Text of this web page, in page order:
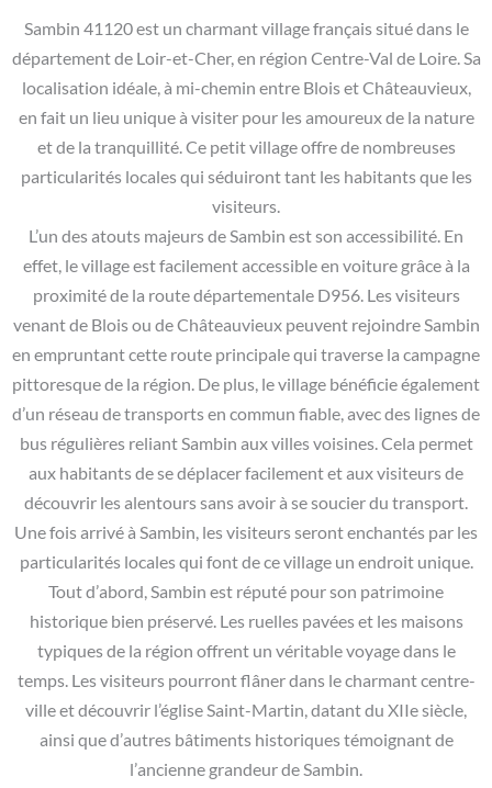
Sambin 41120 est un charmant village français situé dans le
département de Loir-et-Cher, en région Centre-Val de Loire. Sa
localisation idéale, à mi-chemin entre Blois et Châteauvieux,
en fait un lieu unique à visiter pour les amoureux de la nature
et de la tranquillité. Ce petit village offre de nombreuses
particularités locales qui séduiront tant les habitants que les
visiteurs.
L’un des atouts majeurs de Sambin est son accessibilité. En
effet, le village est facilement accessible en voiture grâce à la
proximité de la route départementale D956. Les visiteurs
venant de Blois ou de Châteauvieux peuvent rejoindre Sambin
en empruntant cette route principale qui traverse la campagne
pittoresque de la région. De plus, le village bénéficie également
d’un réseau de transports en commun fiable, avec des lignes de
bus régulières reliant Sambin aux villes voisines. Cela permet
aux habitants de se déplacer facilement et aux visiteurs de
découvrir les alentours sans avoir à se soucier du transport.
Une fois arrivé à Sambin, les visiteurs seront enchantés par les
particularités locales qui font de ce village un endroit unique.
Tout d’abord, Sambin est réputé pour son patrimoine
historique bien préservé. Les ruelles pavées et les maisons
typiques de la région offrent un véritable voyage dans le
temps. Les visiteurs pourront flâner dans le charmant centre-
ville et découvrir l’église Saint-Martin, datant du XIIe siècle,
ainsi que d’autres bâtiments historiques témoignant de
l’ancienne grandeur de Sambin.